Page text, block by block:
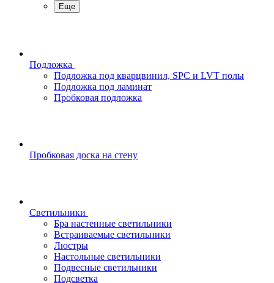
Еще
Подложка
Подложка под кварцвинил, SPC и LVT полы
Подложка под ламинат
Пробковая подложка
Пробковая доска на стену
Светильники
Бра настенные светильники
Встраиваемые светильники
Люстры
Настольные светильники
Подвесные светильники
Подсветка